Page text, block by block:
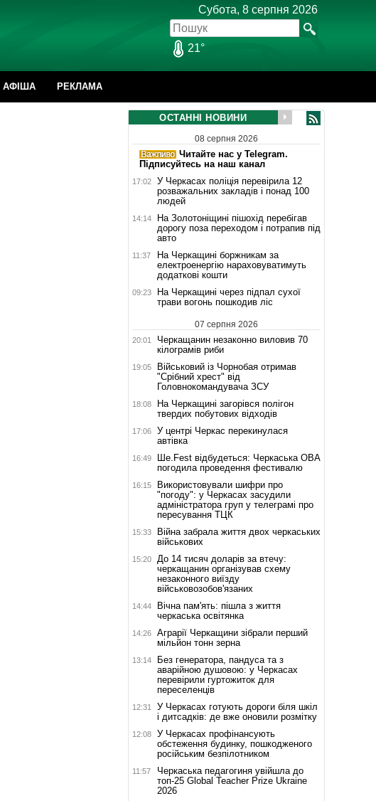
Субота, 8 серпня 2026
21°
АФІША РЕКЛАМА
ОСТАННІ НОВИНИ
08 серпня 2026
Читайте нас у Telegram.
Підписуйтесь на наш канал
17:02
У Черкасах поліція перевірила 12
розважальних закладів і понад 100
людей
14:14
На Золотоніщині пішохід перебігав
дорогу поза переходом і потрапив під
авто
11:37
На Черкащині боржникам за
електроенергію нараховуватимуть
додаткові кошти
09:23
На Черкащині через підпал сухої
трави вогонь пошкодив ліс
07 серпня 2026
20:01
Черкащанин незаконно виловив 70
кілограмів риби
19:05
Військовий із Чорнобая отримав
"Срібний хрест" від
Головнокомандувача ЗСУ
18:08
На Черкащині загорівся полігон
твердих побутових відходів
17:06
У центрі Черкас перекинулася
автівка
16:49
Ше.Fest відбудеться: Черкаська ОВА
погодила проведення фестивалю
16:15
Використовували шифри про
"погоду": у Черкасах засудили
адміністратора груп у телеграмі про
пересування ТЦК
15:33
Війна забрала життя двох черкаських
військових
15:20
До 14 тисяч доларів за втечу:
черкащанин організував схему
незаконного виїзду
військовозобов'язаних
14:44
Вічна пам'ять: пішла з життя
черкаська освітянка
14:26
Аграрії Черкащини зібрали перший
мільйон тонн зерна
13:14
Без генератора, пандуса та з
аварійною душовою: у Черкасах
перевірили гуртожиток для
переселенців
12:31
У Черкасах готують дороги біля шкіл
і дитсадків: де вже оновили розмітку
12:08
У Черкасах профінансують
обстеження будинку, пошкодженого
російським безпілотником
11:57
Черкаська педагогиня увійшла до
топ-25 Global Teacher Prize Ukraine
2026